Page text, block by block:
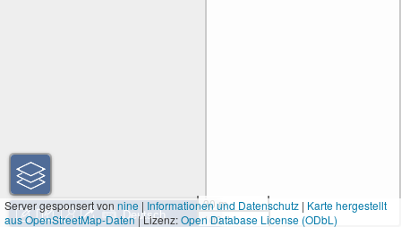
30 m
100 ft
Server gesponsert vonnine|Informationen und Datenschutz | Karte hergestellt
aus OpenStreetMap-Daten| Lizenz:Open Database License (ODbL)